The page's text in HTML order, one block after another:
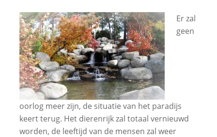
Er zal
geen
oorlog meer zijn, de situatie van het paradijs
keert terug. Het dierenrijk zal totaal vernieuwd
worden, de leeftijd van de mensen zal weer